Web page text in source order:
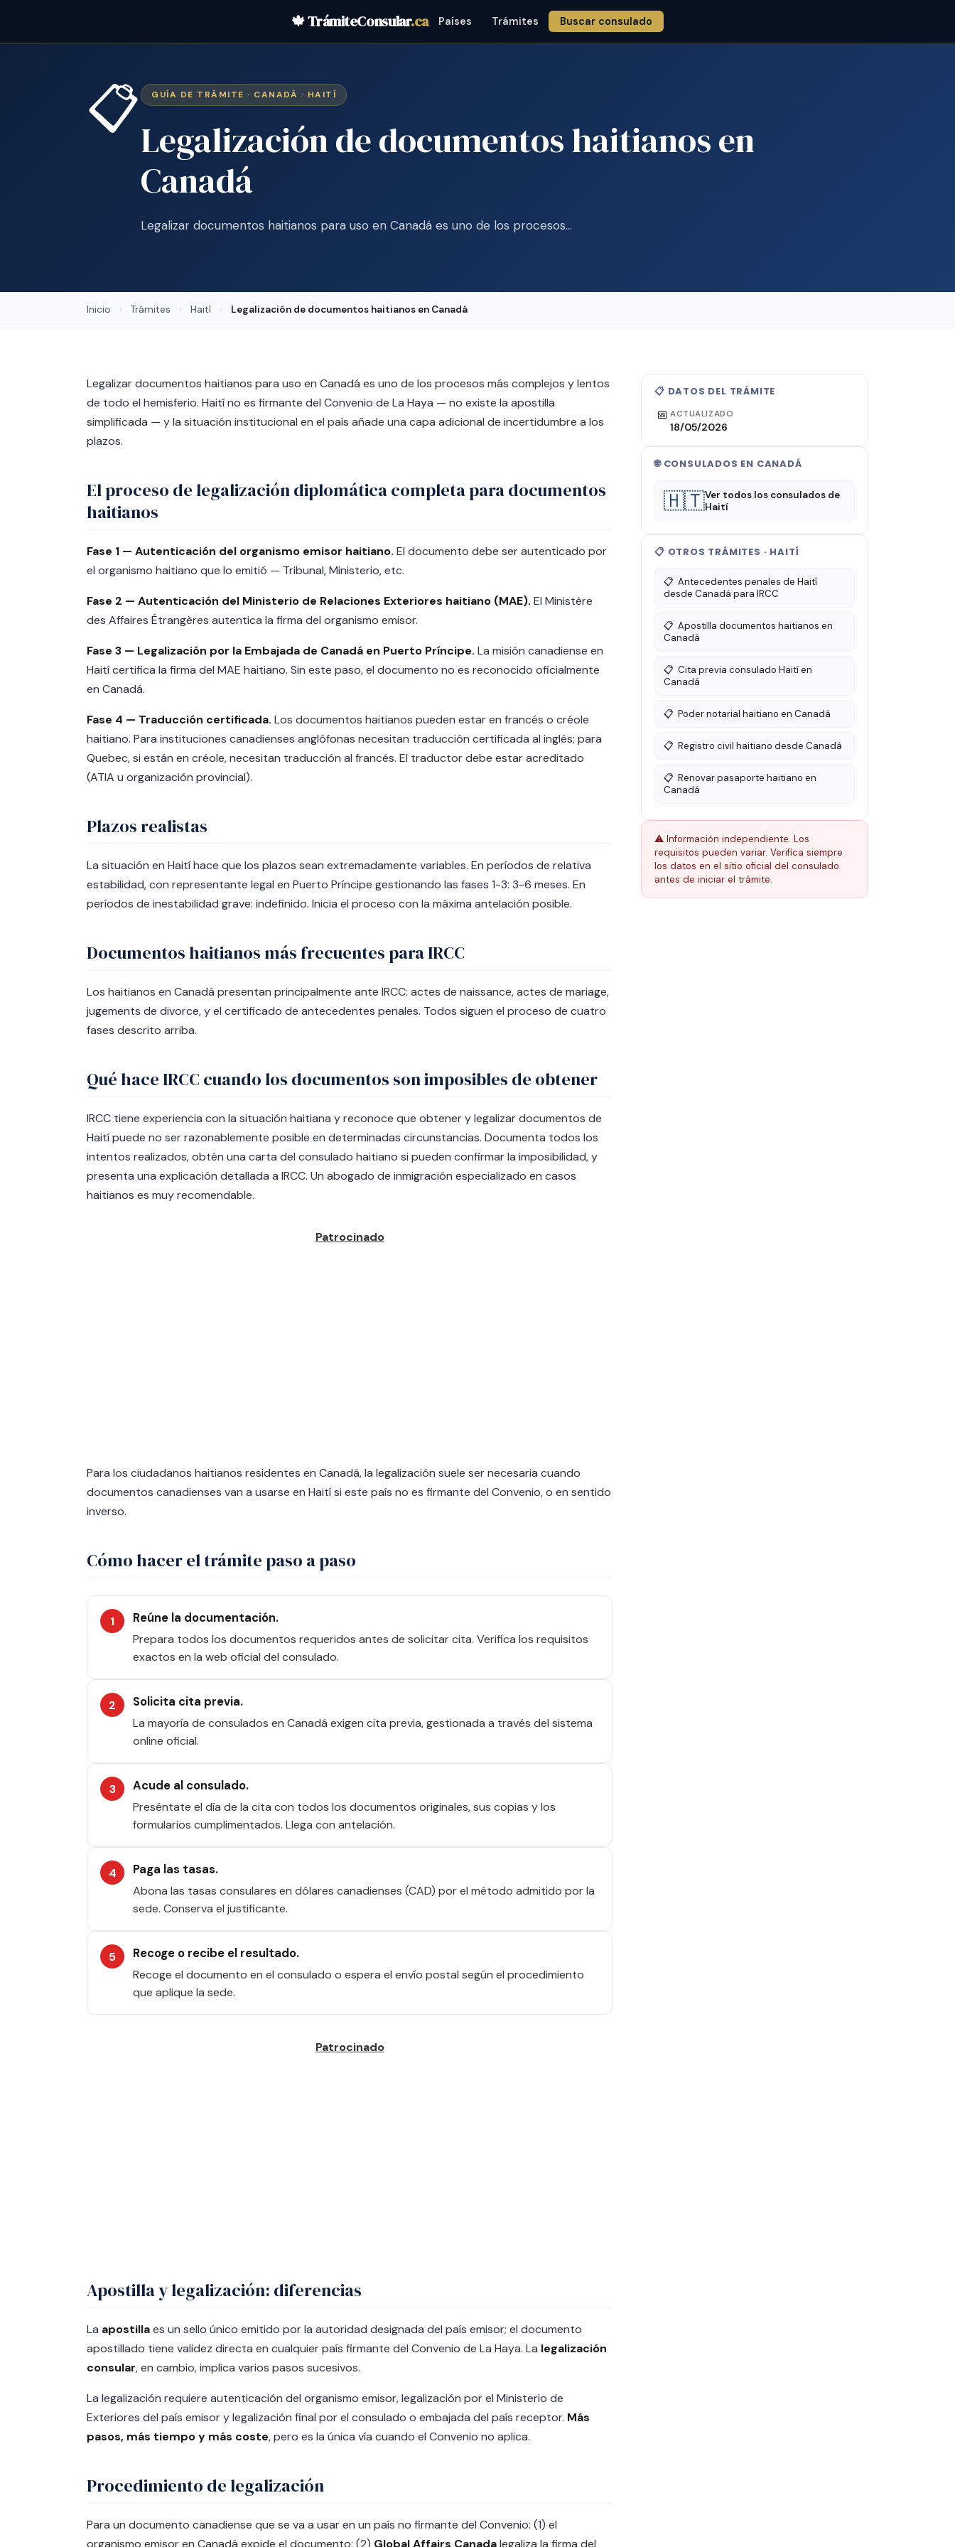
🍁 TrámiteConsular.ca Países Trámites Buscar consulado
📋 GUÍA DE TRÁMITE · CANADÁ · HAITÍ
Legalización de documentos haitianos en
Canadá
Legalizar documentos haitianos para uso en Canadá es uno de los procesos…
Inicio › Trámites › Haití › Legalización de documentos haitianos en Canadá
📋 DATOS DEL TRÁMITE
📅 ACTUALIZADO
18/05/2026
🌐 CONSULADOS EN CANADÁ
🇭🇹Ver todos los consulados de
Haití
📋 OTROS TRÁMITES · HAITÍ
📋 Antecedentes penales de Haití
desde Canadá para IRCC
📋 Apostilla documentos haitianos en
Canadá
📋 Cita previa consulado Haití en
Canadá
📋 Poder notarial haitiano en Canadá
📋 Registro civil haitiano desde Canadá
📋 Renovar pasaporte haitiano en
Canadá
⚠️ Información independiente. Los
requisitos pueden variar. Verifica siempre
los datos en el sitio oficial del consulado
antes de iniciar el trámite.
Legalizar documentos haitianos para uso en Canadá es uno de los procesos más complejos y lentos
de todo el hemisferio. Haití no es firmante del Convenio de La Haya — no existe la apostilla
simplificada — y la situación institucional en el país añade una capa adicional de incertidumbre a los
plazos.
El proceso de legalización diplomática completa para documentos
haitianos
Fase 1 — Autenticación del organismo emisor haitiano. El documento debe ser autenticado por
el organismo haitiano que lo emitió — Tribunal, Ministerio, etc.
Fase 2 — Autenticación del Ministerio de Relaciones Exteriores haitiano (MAE). El Ministère
des Affaires Étrangères autentica la firma del organismo emisor.
Fase 3 — Legalización por la Embajada de Canadá en Puerto Príncipe. La misión canadiense en
Haití certifica la firma del MAE haitiano. Sin este paso, el documento no es reconocido oficialmente
en Canadá.
Fase 4 — Traducción certificada. Los documentos haitianos pueden estar en francés o créole
haitiano. Para instituciones canadienses anglófonas necesitan traducción certificada al inglés; para
Quebec, si están en créole, necesitan traducción al francés. El traductor debe estar acreditado
(ATIA u organización provincial).
Plazos realistas
La situación en Haití hace que los plazos sean extremadamente variables. En períodos de relativa
estabilidad, con representante legal en Puerto Príncipe gestionando las fases 1-3: 3-6 meses. En
períodos de inestabilidad grave: indefinido. Inicia el proceso con la máxima antelación posible.
Documentos haitianos más frecuentes para IRCC
Los haitianos en Canadá presentan principalmente ante IRCC: actes de naissance, actes de mariage,
jugements de divorce, y el certificado de antecedentes penales. Todos siguen el proceso de cuatro
fases descrito arriba.
Qué hace IRCC cuando los documentos son imposibles de obtener
IRCC tiene experiencia con la situación haitiana y reconoce que obtener y legalizar documentos de
Haití puede no ser razonablemente posible en determinadas circunstancias. Documenta todos los
intentos realizados, obtén una carta del consulado haitiano si pueden confirmar la imposibilidad, y
presenta una explicación detallada a IRCC. Un abogado de inmigración especializado en casos
haitianos es muy recomendable.
Para los ciudadanos haitianos residentes en Canadá, la legalización suele ser necesaria cuando
documentos canadienses van a usarse en Haití si este país no es firmante del Convenio, o en sentido
inverso.
Cómo hacer el trámite paso a paso
Reúne la documentación.
Prepara todos los documentos requeridos antes de solicitar cita. Verifica los requisitos
exactos en la web oficial del consulado.
Solicita cita previa.
La mayoría de consulados en Canadá exigen cita previa, gestionada a través del sistema
online oficial.
Acude al consulado.
Preséntate el día de la cita con todos los documentos originales, sus copias y los
formularios cumplimentados. Llega con antelación.
Paga las tasas.
Abona las tasas consulares en dólares canadienses (CAD) por el método admitido por la
sede. Conserva el justificante.
Recoge o recibe el resultado.
Recoge el documento en el consulado o espera el envío postal según el procedimiento
que aplique la sede.
Apostilla y legalización: diferencias
La apostillaes un sello único emitido por la autoridad designada del país emisor; el documento
apostillado tiene validez directa en cualquier país firmante del Convenio de La Haya. La legalización
consular, en cambio, implica varios pasos sucesivos.
La legalización requiere autenticación del organismo emisor, legalización por el Ministerio de
Exteriores del país emisor y legalización final por el consulado o embajada del país receptor. Más
pasos, más tiempo y más coste, pero es la única vía cuando el Convenio no aplica.
Procedimiento de legalización
Para un documento canadiense que se va a usar en un país no firmante del Convenio: (1) el
organismo emisor en Canadá expide el documento; (2) Global Affairs Canadalegaliza la firma del